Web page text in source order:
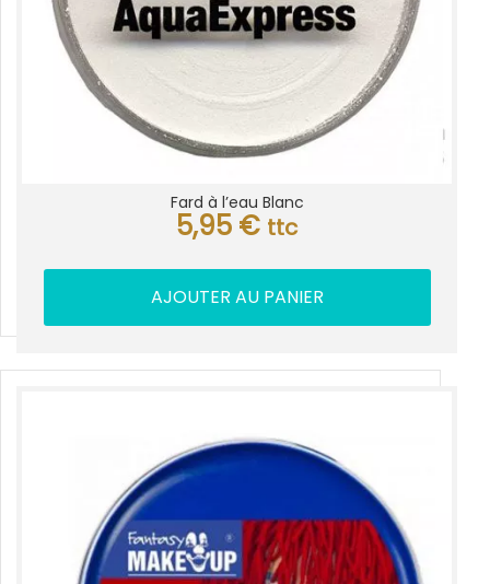
Fard à l’eau Blanc
5,95 € ttc
AJOUTER AU PANIER